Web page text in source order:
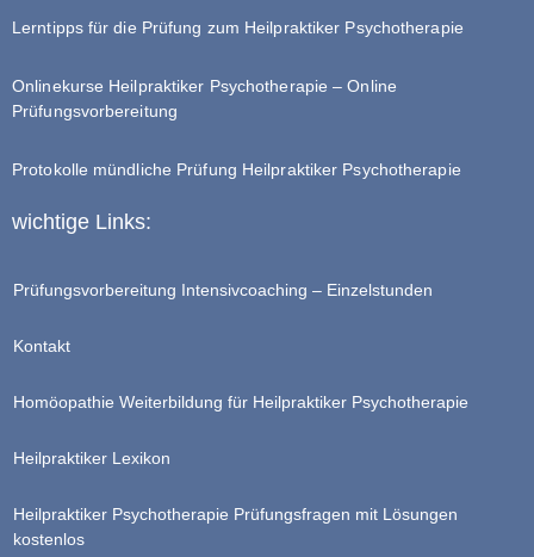
Lerntipps für die Prüfung zum Heilpraktiker Psychotherapie
Onlinekurse Heilpraktiker Psychotherapie – Online
Prüfungsvorbereitung
Protokolle mündliche Prüfung Heilpraktiker Psychotherapie
wichtige Links:
Prüfungsvorbereitung Intensivcoaching – Einzelstunden
Kontakt
Homöopathie Weiterbildung für Heilpraktiker Psychotherapie
Heilpraktiker Lexikon
Heilpraktiker Psychotherapie Prüfungsfragen mit Lösungen
kostenlos